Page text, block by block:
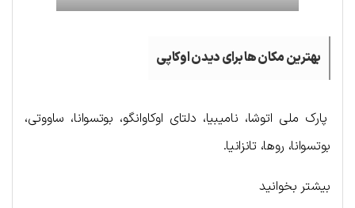
بهترین مکان ها برای دیدن اوکاپی
پارک ملی اتوشا، نامیبیا، دلتای اوکاوانگو، بوتسوانا، ساووتی،
بوتسوانا، روها، تانزانیا.
بیشتر بخوانید